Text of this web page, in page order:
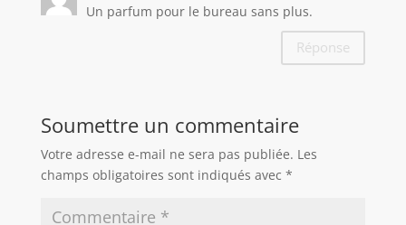
Un parfum pour le bureau sans plus.
Réponse
Soumettre un commentaire
Votre adresse e-mail ne sera pas publiée. Les
champs obligatoires sont indiqués avec *